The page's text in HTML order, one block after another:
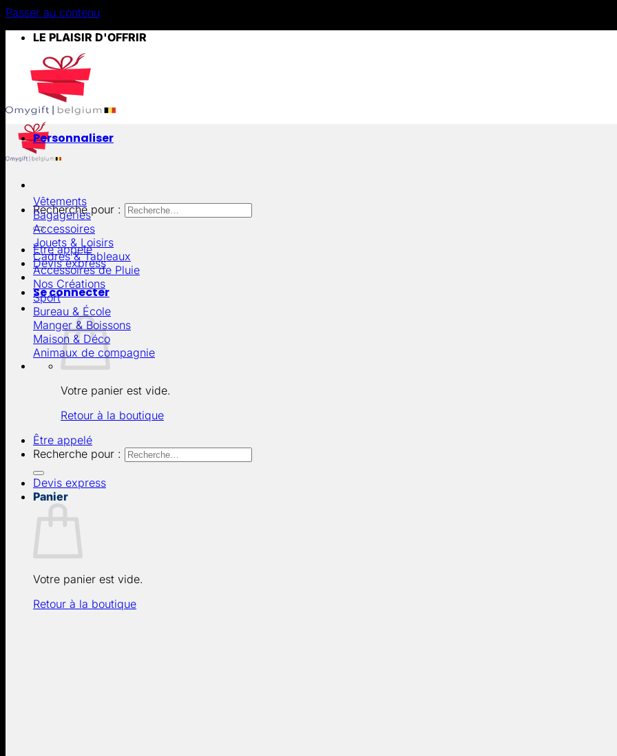
Passer au contenu
LE PLAISIR D'OFFRIR
Recherche pour :
Être appelé
Devis express
Se connecter
Votre panier est vide.
Retour à la boutique
Être appelé
Recherche pour :
Devis express
Panier
Votre panier est vide.
Retour à la boutique
Personnaliser
Vêtements
Bagageries
Accessoires
Jouets & Loisirs
Cadres & Tableaux
Accessoires de Pluie
Nos Créations
Sport
Bureau & École
Manger & Boissons
Maison & Déco
Animaux de compagnie